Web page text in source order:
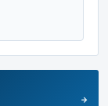
arrow_forward